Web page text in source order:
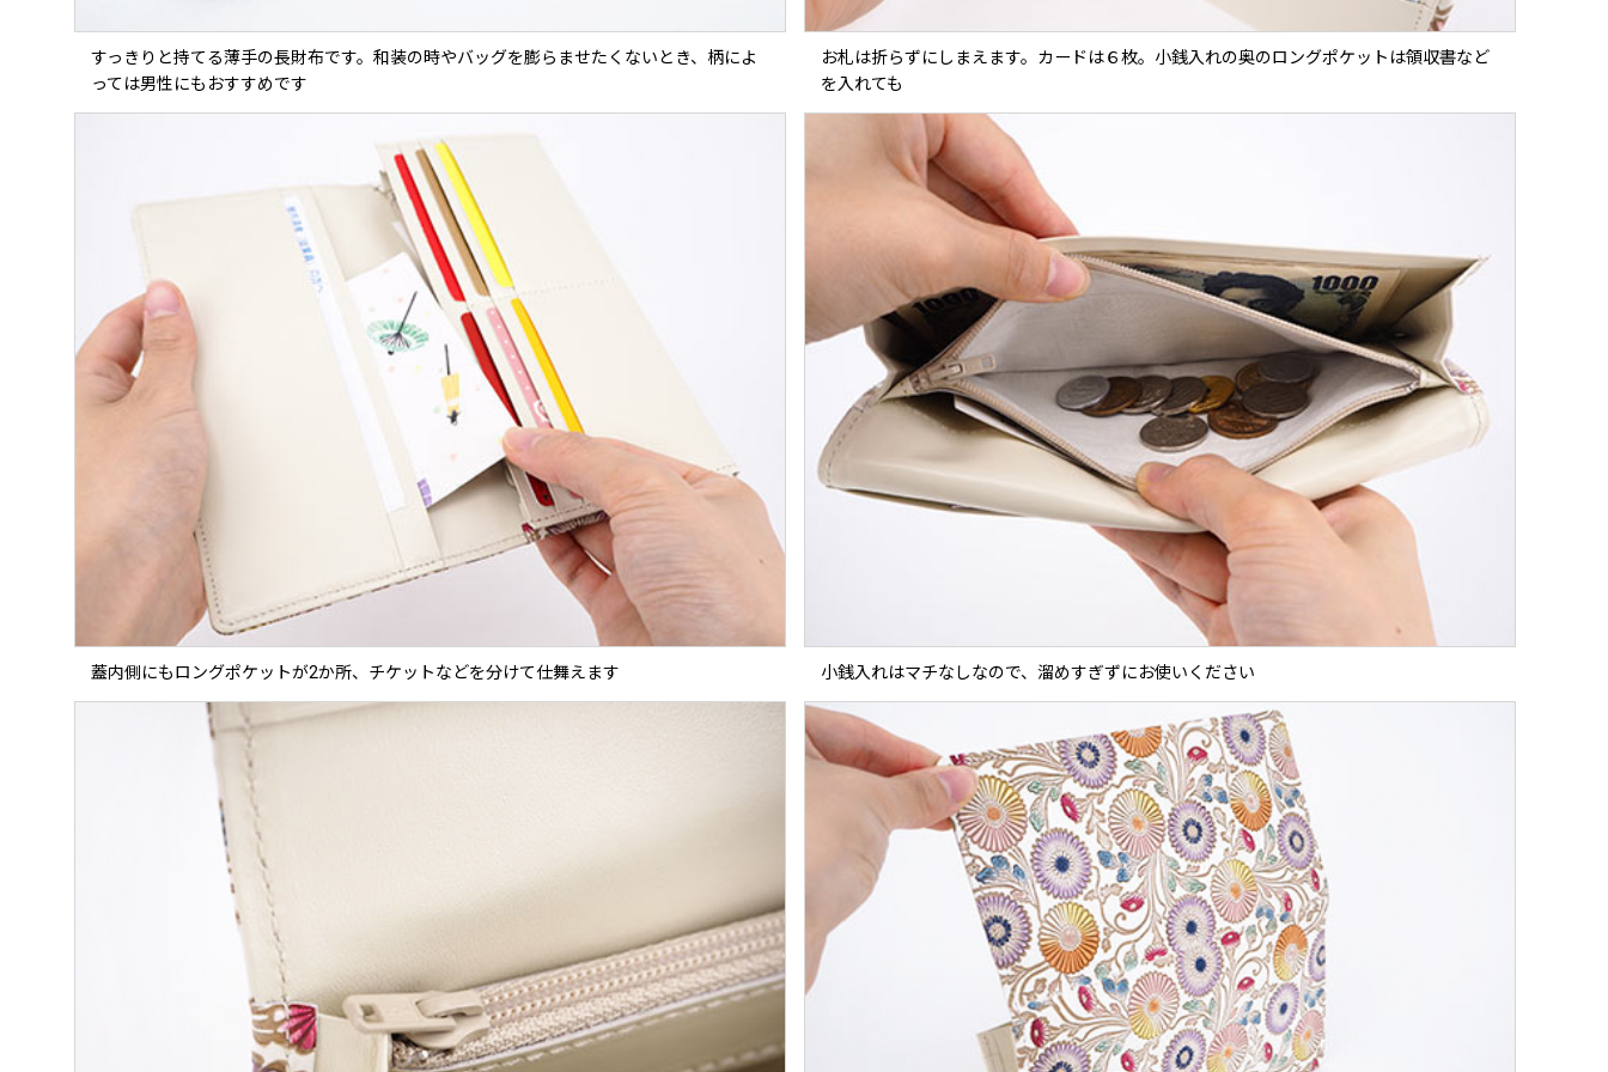
すっきりと持てる薄手の長財布です。和装の時やバッグを膨らませたくないとき、柄によ
っては男性にもおすすめです
お札は折らずにしまえます。カードは６枚。小銭入れの奥のロングポケットは領収書など
を入れても
蓋内側にもロングポケットが2か所、チケットなどを分けて仕舞えます 小銭入れはマチなしなので、溜めすぎずにお使いください